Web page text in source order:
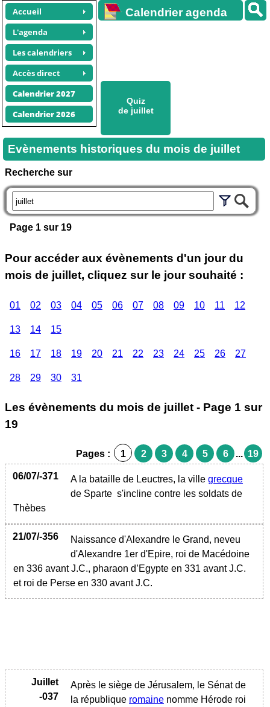
Accueil
L'agenda
Les calendriers
Accès direct
Calendrier 2027
Calendrier 2026
Calendrier agenda
Quiz
de juillet
Evènements historiques du mois de juillet
Recherche sur
Page 1 sur 19
Pour accéder aux évènements d'un jour du
mois de juillet, cliquez sur le jour souhaité :
01 02 03 04 05 06 07 08 09 10 11 12
13 14 15
16 17 18 19 20 21 22 23 24 25 26 27
28 29 30 31
Les évènements du mois de juillet - Page 1 sur
19
Pages : 1 2 3 4 5 6 ... 19
06/07/-371 A la bataille de Leuctres, la ville grecque
de Sparte s'incline contre les soldats de
Thèbes
21/07/-356
Naissance d'Alexandre le Grand, neveu
d'Alexandre 1er d'Epire, roi de Macédoine
en 336 avant J.C., pharaon d’Egypte en 331 avant J.C.
et roi de Perse en 330 avant J.C.
Juillet
-037
Après le siège de Jérusalem, le Sénat de
la république romaine nomme Hérode roi